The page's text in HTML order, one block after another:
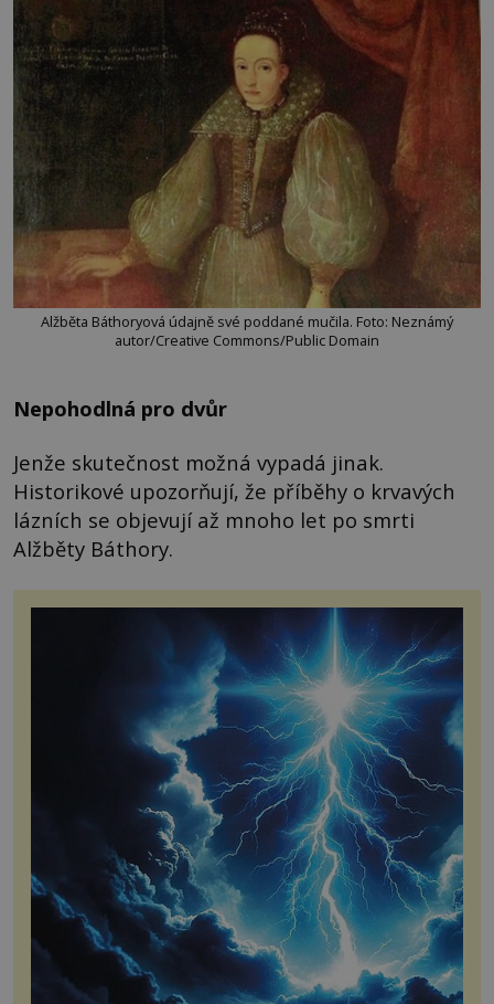
Alžběta Báthoryová údajně své poddané mučila. Foto: Neznámý
autor/Creative Commons/Public Domain
Nepohodlná pro dvůr
Jenže skutečnost možná vypadá jinak.
Historikové upozorňují, že příběhy o krvavých
lázních se objevují až mnoho let po smrti
Alžběty Báthory.